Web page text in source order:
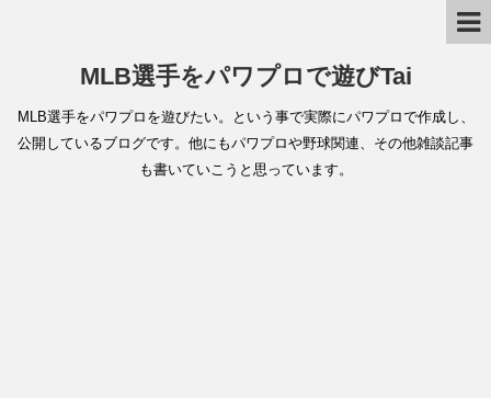
MLB選手をパワプロで遊びTai
MLB選手をパワプロを遊びたい。という事で実際にパワプロで作成し、
公開しているブログです。他にもパワプロや野球関連、その他雑談記事
も書いていこうと思っています。